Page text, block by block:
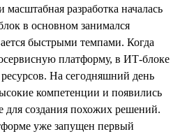
разработка началась
в основном занимался
быстрыми темпами. Когда
платформу, в ИТ-блоке
На сегодняшний день
компетенции и появились
для создания похожих решений.
уже запущен первый